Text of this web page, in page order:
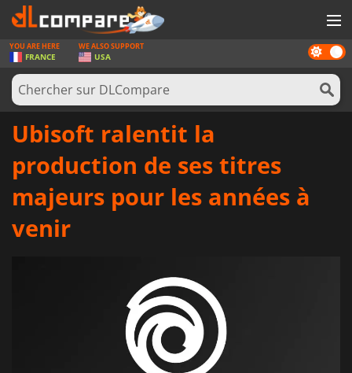
JEUX
CARTES PRÉPAYÉES
LOGICIELS
MATÉRIEL
Dark
mode
YOU ARE HERE
FRANCE
WE ALSO SUPPORT
USA
Ubisoft ralentit la
production de ses titres
majeurs pour les années à
venir